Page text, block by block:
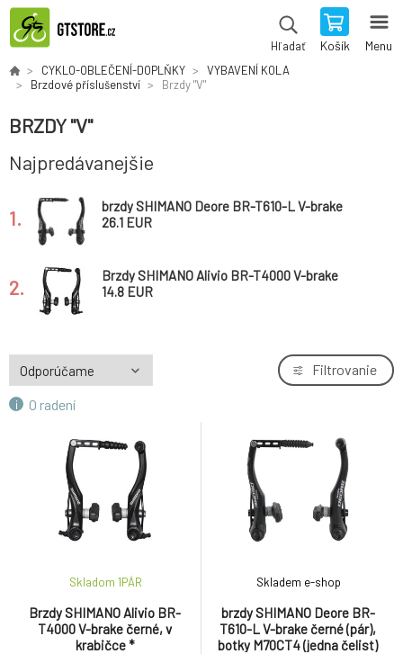
Hľadať Košík Menu
CYKLO-OBLEČENÍ-DOPLŇKY
VYBAVENÍ KOLA
Brzdové příslušenství
Brzdy "V"
BRZDY "V"
Najpredávanejšie
1.
brzdy SHIMANO Deore BR-T610-L V-brake
černé (pár), botky M70CT4 (jedna čelist)
26.1 EUR
2.
Brzdy SHIMANO Alivio BR-T4000 V-brake
černé, v krabičce *
14.8 EUR
O radení
Filtrovanie
Brzdy SHIMANO Alivio BR-
T4000 V-brake černé, v
krabičce *
Skladom 1PÁR
brzdy SHIMANO Deore BR-
T610-L V-brake černé (pár),
botky M70CT4 (jedna čelist)
Skladem e-shop